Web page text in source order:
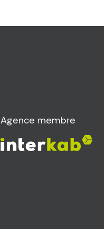
Agence membre